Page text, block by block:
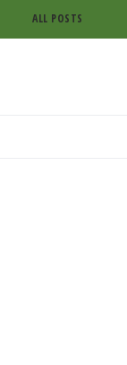
ALL POSTS